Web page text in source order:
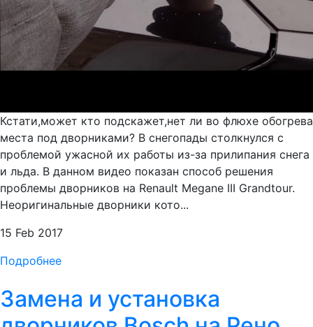
Кстати,может кто подскажет,нет ли во флюхе обогрева
места под дворниками? В снегопады столкнулся с
проблемой ужасной их работы из-за прилипания снега
и льда. В данном видео показан способ решения
проблемы дворников на Renault Megane III Grandtour.
Неоригинальные дворники кото...
15 Feb 2017
Подробнее
Замена и установка